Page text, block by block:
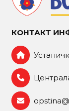
КОНТАКТ